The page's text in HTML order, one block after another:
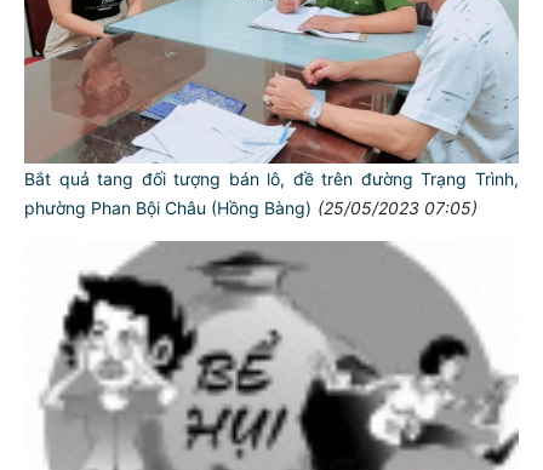
Bắt quả tang đối tượng bán lô, đề trên đường Trạng Trình,
phường Phan Bội Châu (Hồng Bàng) (25/05/2023 07:05)